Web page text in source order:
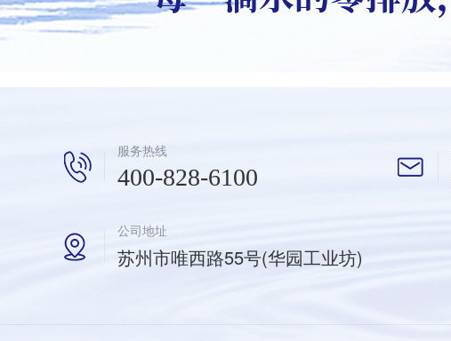
服务热线
400-828-6100
公司地址
苏州市唯西路55号(华园工业坊)